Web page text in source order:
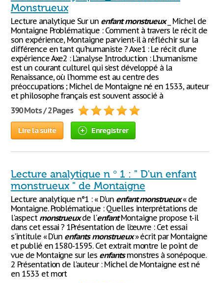
Monstrueux
Lecture analytique Sur un enfant monstrueux_ Michel de
Montaigne Problématique : Comment à travers le récit de
son expérience, Montaigne parvient-il à réfléchir sur la
différence en tant qu’humaniste ? Axe1 : Le récit d’une
expérience Axe2 : L’analyse Introduction : L’humanisme
est un courant culturel qui s’est développé à la
Renaissance, où l’homme est au centre des
préoccupations ; Michel de Montaigne né en 1533, auteur
et philosophe français est souvent associé à
390 Mots / 2 Pages
Lire la suite Enregistrer
Lecture analytique n ° 1 : " D'un enfant
monstrueux " de Montaigne
Lecture analytique n°1 : « D'un enfant monstrueux« de
Montaigne. Problématique : Quelles interprétations de
l'aspect monstrueuxde l'enfantMontaigne propose t-il
dans cet essai ? 1Présentation de l’œuvre : Cet essai
s'intitule « D'un enfants monstrueux» écrit par Montaigne
et publié en 1580-1595. Cet extrait montre le point de
vue de Montaigne sur les enfantsmonstres à sonépoque.
2 Présentation de l'auteur : Michel de Montaigne est né
en 1533 et mort